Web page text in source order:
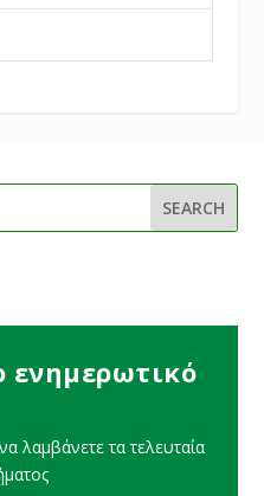
ενημερωτικό
λαμβάνετε τα τελευταία